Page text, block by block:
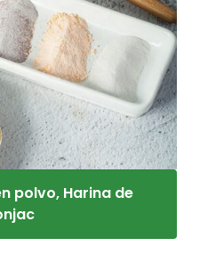
polvo, Harina de